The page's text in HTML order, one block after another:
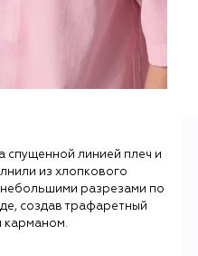
спущенной линией плеч и
из хлопкового
разрезами по
создав трафаретный
карманом.